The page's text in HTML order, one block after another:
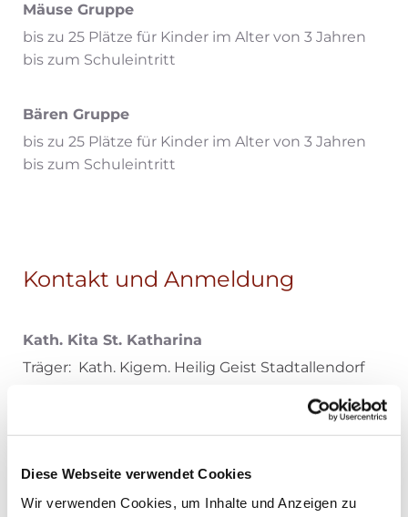
Diese Webseite verwendet Cookies
Wir verwenden Cookies, um Inhalte und Anzeigen zu
Mäuse Gruppe
bis zu 25 Plätze für Kinder im Alter von 3 Jahren
bis zum Schuleintritt
Bären Gruppe
bis zu 25 Plätze für Kinder im Alter von 3 Jahren
bis zum Schuleintritt
Kontakt und Anmeldung
Kath. Kita St. Katharina
Träger: Kath. Kigem. Heilig Geist Stadtallendorf
Telefon: 06428 1252
E-Mail:kita.katharina-stadtallendorf@bistum-